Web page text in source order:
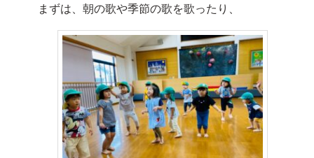
まずは、朝の歌や季節の歌を歌ったり、